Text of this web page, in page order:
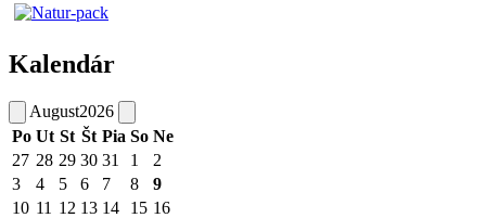
Kalendár
August2026
Po Ut St Št Pia So Ne
27 28 29 30 31 1
2
3
4 5 6 7 8
9
10 11 12 13 14 15 16